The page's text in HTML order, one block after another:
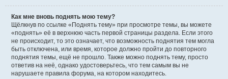
Как мне вновь поднять мою тему?
Щёлкнув по ссылке «Поднять тему» при просмотре темы, вы можете
«поднять» её в верхнюю часть первой страницы раздела. Если этого
не происходит, то это означает, что возможность поднятия тем могла
быть отключена, или время, которое должно пройти до повторного
поднятия темы, ещё не прошло. Также можно поднять тему, просто
ответив на неё, однако удостоверьтесь, что тем самым вы не
нарушаете правила форума, на котором находитесь.